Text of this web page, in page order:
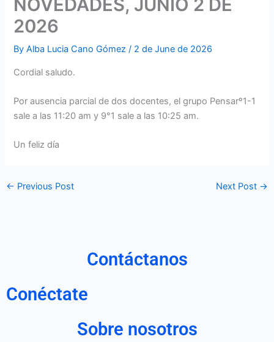
NOVEDADES, JUNIO 2 DE
2026
ByAlba Lucia Cano Gómez/ 2 de June de 2026
Cordial saludo.
Por ausencia parcial de dos docentes, el grupo Pensarº1-1
sale a las 11:20 am y 9°1 sale a las 10:25 am.
Un feliz día
← Previous Post Next Post →
Contáctanos
Conéctate
Sobre nosotros